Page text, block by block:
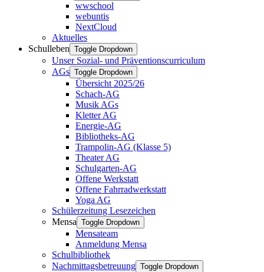
wwschool
webuntis
NextCloud
Aktuelles
Schulleben Toggle Dropdown
Unser Sozial- und Präventionscurriculum
AGs Toggle Dropdown
Übersicht 2025/26
Schach-AG
Musik AGs
Kletter AG
Energie-AG
Bibliotheks-AG
Trampolin-AG (Klasse 5)
Theater AG
Schulgarten-AG
Offene Werkstatt
Offene Fahrradwerkstatt
Yoga AG
Schülerzeitung Lesezeichen
Mensa Toggle Dropdown
Mensateam
Anmeldung Mensa
Schulbibliothek
Nachmittagsbetreuung Toggle Dropdown